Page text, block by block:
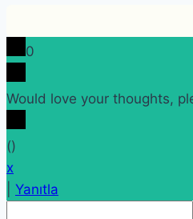
0
Would love your thoughts,
()
x
Yanıtla